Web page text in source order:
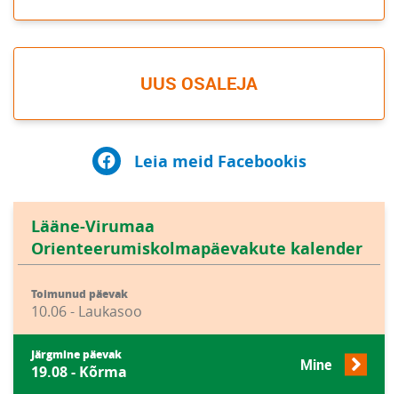
UUS OSALEJA
Leia meid Facebookis
Lääne-Virumaa
Orienteerumiskolmapäevakute kalender
Toimunud päevak
10.06 - Laukasoo
Järgmine päevak
19.08 - Kõrma Mine